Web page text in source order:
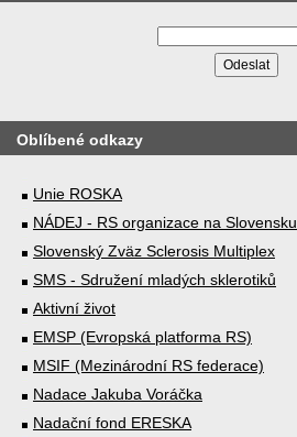
Oblíbené odkazy
Unie ROSKA
NÁDEJ - RS organizace na Slovensku
Slovenský Zväz Sclerosis Multiplex
SMS - Sdružení mladých sklerotiků
Aktivní život
EMSP (Evropská platforma RS)
MSIF (Mezinárodní RS federace)
Nadace Jakuba Voráčka
Nadační fond ERESKA